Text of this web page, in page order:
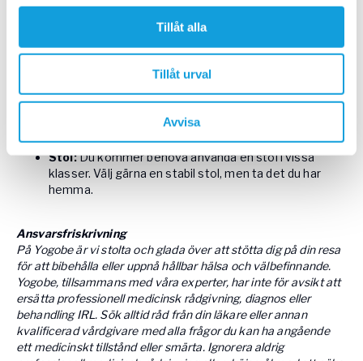
Tillåt alla
Tillåt urval
Avvisa
Block:Yogablock, även kallade klossar, som används i
programmet kan ersättas med tjocka böcker. Olika
yogaklossarhittar du i Yogobe Store.
Filt:Du kan använda vilken typ av filt som helst. Men
som är lite tyngre och mer stabil kan vara
användbart i din praktik.
toppeninvestering för såväl din yogapraktik som din
träning.
Stol:Du kommer behöva använda en stol i vissa
klasser. Välj gärna en stabil stol, men ta det du har
hemma.
Ansvarsfriskrivning
På Yogobe är vi stolta och glada över att stötta dig på din resa
för att bibehålla eller uppnå hållbar hälsa och välbefinnande.
Yogobe, tillsammans med våra experter, har inte för avsikt att
ersätta professionell medicinsk rådgivning, diagnos eller
behandling IRL. Sök alltid råd från din läkare eller annan
kvalificerad vårdgivare med alla frågor du kan ha angående
ett medicinskt tillstånd eller smärta. Ignorera aldrig